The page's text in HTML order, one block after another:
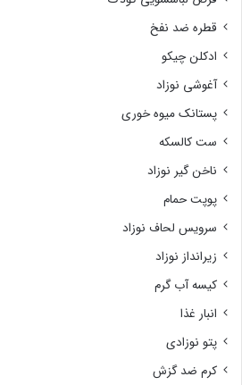
قطره ضد نفخ
ادکلن چیکو
آغوشی نوزاد
پستانک میوه خوری
ست کالسکه
ناخن گیر نوزاد
پوپت حمام
سرویس لحاف نوزاد
زیرانداز نوزاد
کیسه آب گرم
انبار غذا
پتو نوزادی
کرم ضد گزش